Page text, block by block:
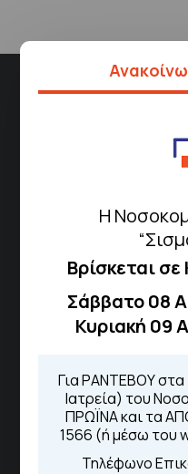
Η
Βρίσκεται
Σάββατο 08
Κυριακή 09
Για ΡΑΝΤΕΒΟΥ στα
Ιατρεία) του
ΠΡΩΪΝΑ και τα
1566 (ή μέσω του
Τηλέφωνο
Διεύθυνση
Πως να
Τηλέφωνα
ιατρεία:
Από τον
1566
Μέσω